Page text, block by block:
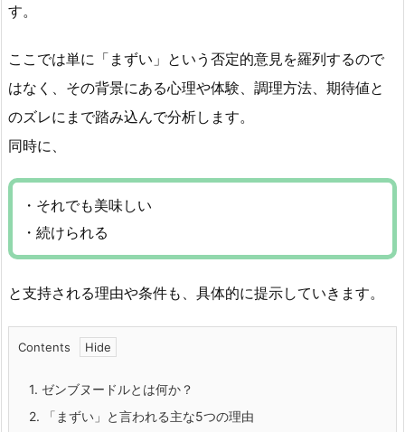
す。
ここでは単に「まずい」という否定的意見を羅列するので
はなく、その背景にある心理や体験、調理方法、期待値と
のズレにまで踏み込んで分析します。
同時に、
・それでも美味しい
・続けられる
と支持される理由や条件も、具体的に提示していきます。
Contents
1. ゼンブヌードルとは何か？
2. 「まずい」と言われる主な5つの理由